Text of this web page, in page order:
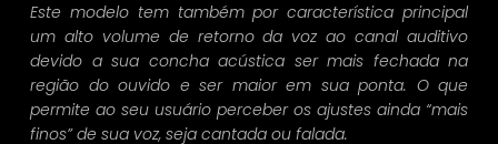
Este modelo tem também por característica principal
um alto volume de retorno da voz ao canal auditivo
devido a sua concha acústica ser mais fechada na
região do ouvido e ser maior em sua ponta. O que
permite ao seu usuário perceber os ajustes ainda “mais
finos” de sua voz, seja cantada ou falada.